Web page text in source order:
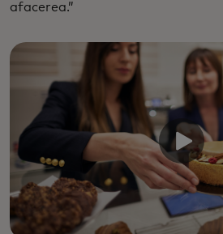
afacerea.”